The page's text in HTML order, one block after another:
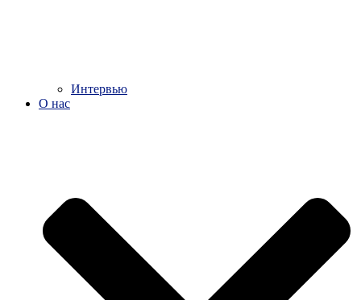
Интервью
О нас